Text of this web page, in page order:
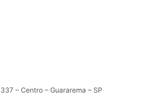
– Centro – Guararema – SP